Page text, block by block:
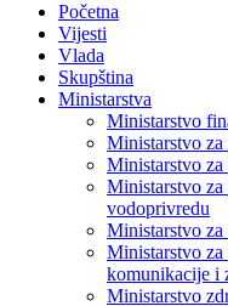
Početna
Vijesti
Vlada
Skupština
Ministarstva
Ministarstvo
Ministarstvo za
Ministarstvo za
Ministarstvo
vodoprivredu
Ministarstvo
Ministarstvo za
komunikacije i
Ministarstvo